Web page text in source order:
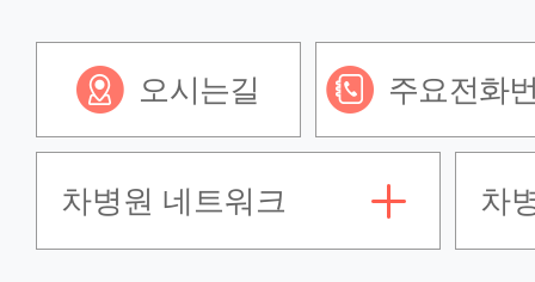
오시는길 주요전화
차병원 네트워크 차